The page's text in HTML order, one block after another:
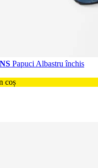
Papuci Albastru închis
coș